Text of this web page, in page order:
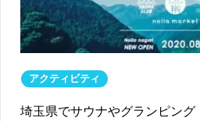
アクティビティ
埼玉県でサウナやグランピング